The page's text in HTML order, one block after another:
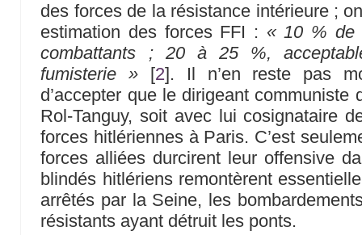
des forces de la résistance intérieure ;
estimation des forces FFI : « 10 % de
combattants ; 20 à 25 %,
fumisterie » [2]. Il n’en reste pas
d’accepter que le dirigeant communiste
Rol-Tanguy, soit avec lui cosignataire
forces hitlériennes à Paris. C’est
forces alliées durcirent leur offensive
blindés hitlériens remontèrent
arrêtés par la Seine, les
résistants ayant détruit les ponts.